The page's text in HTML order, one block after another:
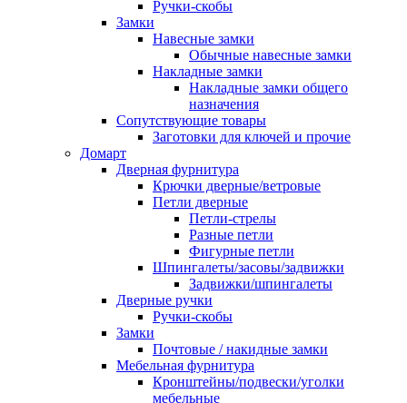
Ручки-скобы
Замки
Навесные замки
Обычные навесные замки
Накладные замки
Накладные замки общего
назначения
Сопутствующие товары
Заготовки для ключей и прочие
Домарт
Дверная фурнитура
Крючки дверные/ветровые
Петли дверные
Петли-стрелы
Разные петли
Фигурные петли
Шпингалеты/засовы/задвижки
Задвижки/шпингалеты
Дверные ручки
Ручки-скобы
Замки
Почтовые / накидные замки
Мебельная фурнитура
Кронштейны/подвески/уголки
мебельные